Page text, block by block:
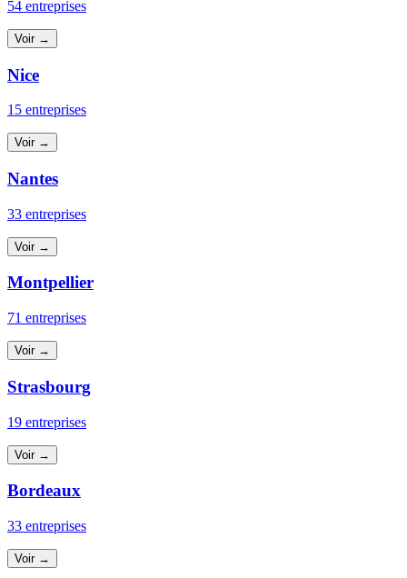
54 entreprises
Voir →
Nice
15 entreprises
Voir →
Nantes
33 entreprises
Voir →
Montpellier
71 entreprises
Voir →
Strasbourg
19 entreprises
Voir →
Bordeaux
33 entreprises
Voir →